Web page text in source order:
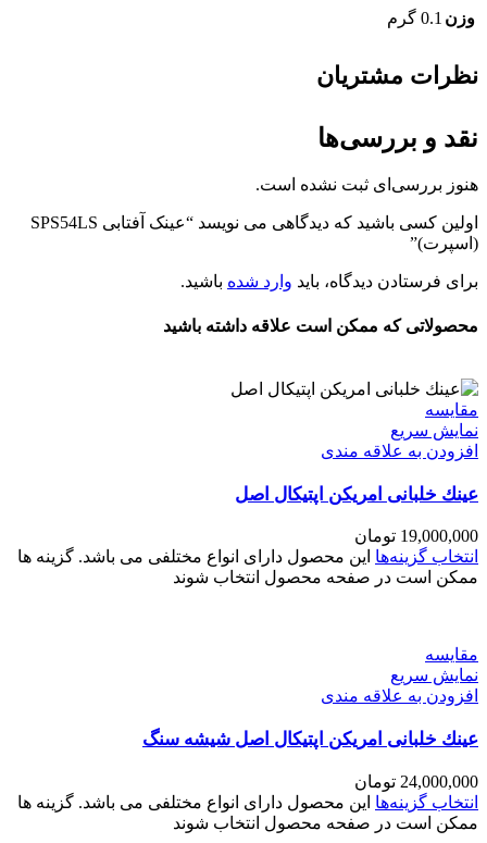
وزن 0.1 گرم
نظرات مشتریان
نقد و بررسی‌ها
هنوز بررسی‌ای ثبت نشده است.
اولین کسی باشید که دیدگاهی می نویسد “عینک آفتابی SPS54LS
(اسپرت)”
برای فرستادن دیدگاه، باید وارد شده باشید.
محصولاتی که ممکن است علاقه داشته باشید
مقايسه
نمایش سریع
افزودن به علاقه مندی
عينك خلبانی امریکن اپتیکال اصل
19,000,000 تومان
انتخاب گزینه‌ها این محصول دارای انواع مختلفی می باشد. گزینه ها
ممکن است در صفحه محصول انتخاب شوند
مقايسه
نمایش سریع
افزودن به علاقه مندی
عينك خلبانی امریکن اپتیکال اصل شیشه سنگ
24,000,000 تومان
انتخاب گزینه‌ها این محصول دارای انواع مختلفی می باشد. گزینه ها
ممکن است در صفحه محصول انتخاب شوند